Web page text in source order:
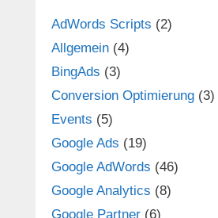
AdWords Scripts (2)
Allgemein (4)
BingAds (3)
Conversion Optimierung (3)
Events (5)
Google Ads (19)
Google AdWords (46)
Google Analytics (8)
Google Partner (6)